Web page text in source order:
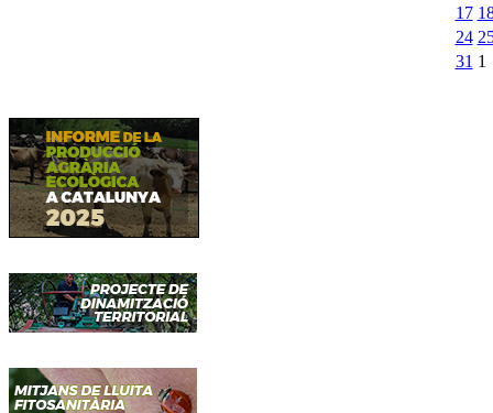
17
24
31 1